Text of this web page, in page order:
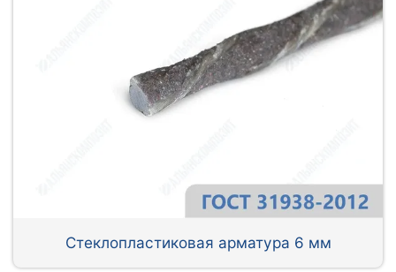
Стеклопластиковая арматура 6 мм